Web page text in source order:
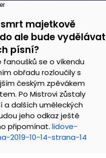
majetkově
ale bude vydělávat
písní?
se o víkendu
obřadu rozloučily s
českým zpěvákem
Po Mistrovi zůstaly
a dalších uměleckých
jeho odkaz ještě
připomínat. lidove-
2019-10-14-strana-14